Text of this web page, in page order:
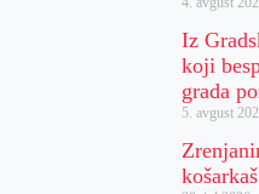
Iz
koji
grada
5. avgust